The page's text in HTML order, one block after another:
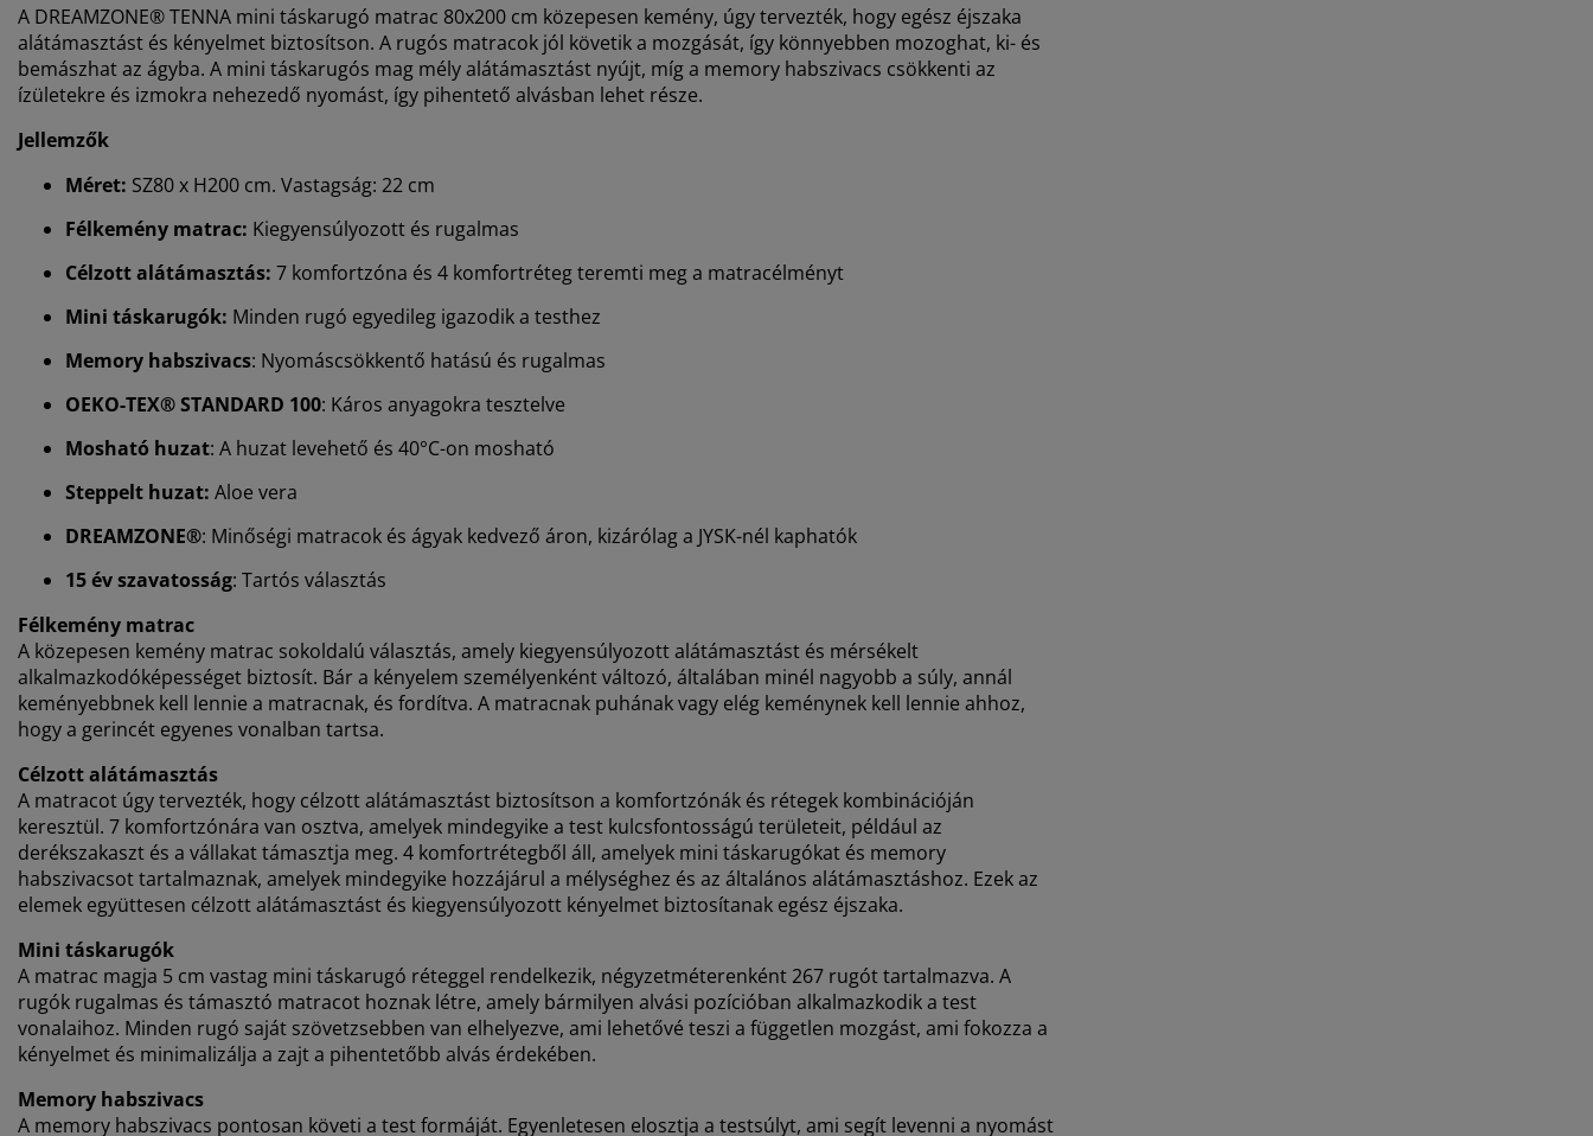
A DREAMZONE® TENNA mini táskarugó matrac 80x200 cm közepesen kemény, úgy tervezték, hogy egész éjszaka
alátámasztást és kényelmet biztosítson. A rugós matracok jól követik a mozgását, így könnyebben mozoghat, ki- és
bemászhat az ágyba. A mini táskarugós mag mély alátámasztást nyújt, míg a memory habszivacs csökkenti az
ízületekre és izmokra nehezedő nyomást, így pihentető alvásban lehet része.
Jellemzők
Méret: SZ80 x H200 cm. Vastagság: 22 cm
Félkemény matrac: Kiegyensúlyozott és rugalmas
Célzott alátámasztás: 7 komfortzóna és 4 komfortréteg teremti meg a matracélményt
Mini táskarugók: Minden rugó egyedileg igazodik a testhez
Memory habszivacs: Nyomáscsökkentő hatású és rugalmas
OEKO-TEX® STANDARD 100: Káros anyagokra tesztelve
Mosható huzat: A huzat levehető és 40°C-on mosható
Steppelt huzat: Aloe vera
DREAMZONE®: Minőségi matracok és ágyak kedvező áron, kizárólag a JYSK-nél kaphatók
15 év szavatosság: Tartós választás
Félkemény matrac
A közepesen kemény matrac sokoldalú választás, amely kiegyensúlyozott alátámasztást és mérsékelt
alkalmazkodóképességet biztosít. Bár a kényelem személyenként változó, általában minél nagyobb a súly, annál
keményebbnek kell lennie a matracnak, és fordítva. A matracnak puhának vagy elég keménynek kell lennie ahhoz,
hogy a gerincét egyenes vonalban tartsa.
Célzott alátámasztás
A matracot úgy tervezték, hogy célzott alátámasztást biztosítson a komfortzónák és rétegek kombinációján
keresztül. 7 komfortzónára van osztva, amelyek mindegyike a test kulcsfontosságú területeit, például az
derékszakaszt és a vállakat támasztja meg. 4 komfortrétegből áll, amelyek mini táskarugókat és memory
habszivacsot tartalmaznak, amelyek mindegyike hozzájárul a mélységhez és az általános alátámasztáshoz. Ezek az
elemek együttesen célzott alátámasztást és kiegyensúlyozott kényelmet biztosítanak egész éjszaka.
Mini táskarugók
A matrac magja 5 cm vastag mini táskarugó réteggel rendelkezik, négyzetméterenként 267 rugót tartalmazva. A
rugók rugalmas és támasztó matracot hoznak létre, amely bármilyen alvási pozícióban alkalmazkodik a test
vonalaihoz. Minden rugó saját szövetzsebben van elhelyezve, ami lehetővé teszi a független mozgást, ami fokozza a
kényelmet és minimalizálja a zajt a pihentetőbb alvás érdekében.
Memory habszivacs
A memory habszivacs pontosan követi a test formáját. Egyenletesen elosztja a testsúlyt, ami segít levenni a nyomást